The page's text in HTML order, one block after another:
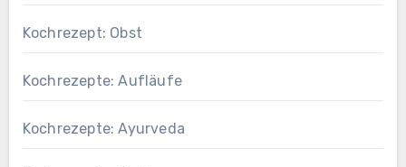
Kochrezept: Obst
Kochrezepte: Aufläufe
Kochrezepte: Ayurveda